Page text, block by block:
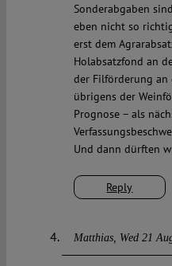
Reply
Sonderabgaben
eben nicht so
erst dem
Holabsatzfond an
der Filförderung an
übrigens der
Prognose – als
Und dann dürften
Matthias Wed 21